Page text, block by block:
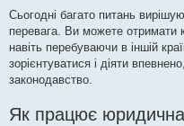
Сьогодні багато питань
перевага. Ви можете отримати
навіть перебуваючи в іншій
зорієнтуватися і діяти
законодавство.
Як працює юридична